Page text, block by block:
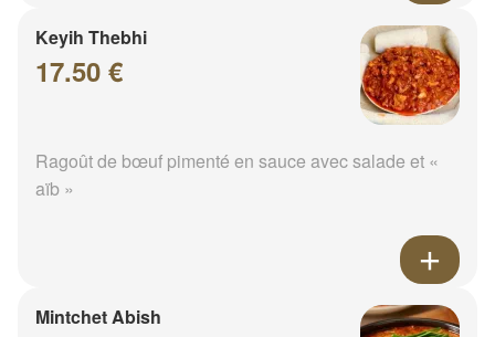
Keyih Thebhi
17.50 €
Ragoût de bœuf pimenté en sauce avec salade et «
aïb »
Mintchet Abish